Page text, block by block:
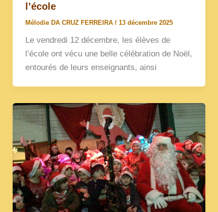
l’école
Mélodie DA CRUZ FERREIRA / 13 décembre 2025
Le vendredi 12 décembre, les élèves de
l’école ont vécu une belle célébration de Noël,
entourés de leurs enseignants, ainsi